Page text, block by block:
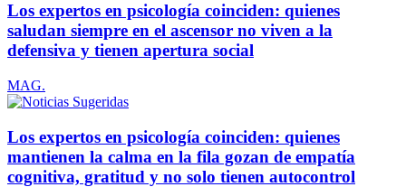
Los expertos en psicología coinciden: quienes
saludan siempre en el ascensor no viven a la
defensiva y tienen apertura social
MAG.
Los expertos en psicología coinciden: quienes
mantienen la calma en la fila gozan de empatía
cognitiva, gratitud y no solo tienen autocontrol